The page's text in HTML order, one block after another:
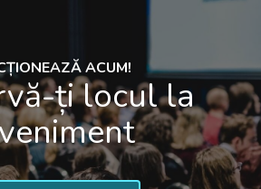
ACUM!
ți locul la